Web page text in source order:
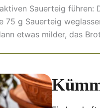
Sauerteig
75 g Sauerteig
etwas milder, das